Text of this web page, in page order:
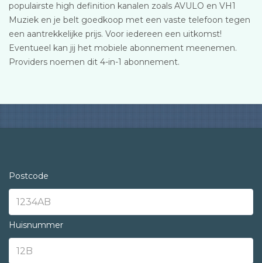
populairste high definition kanalen zoals AVULO en VH1
Muziek en je belt goedkoop met een vaste telefoon tegen
een aantrekkelijke prijs. Voor iedereen een uitkomst!
Eventueel kan jij het mobiele abonnement meenemen.
Providers noemen dit 4-in-1 abonnement.
Postcode
Huisnummer